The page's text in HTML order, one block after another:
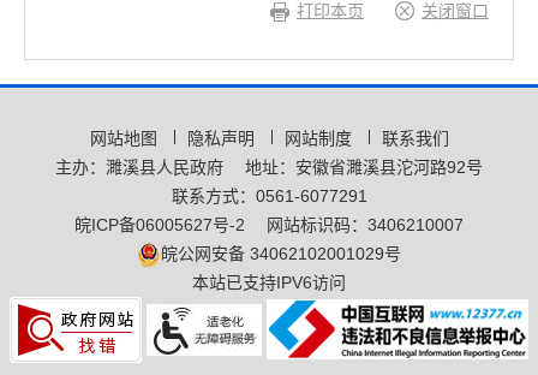
打印本页 关闭窗口
网站地图 隐私声明 网站制度
联系我们
主办：濉溪县人民政府
地址：安徽省濉溪县沱河路92号
联系方式：0561-6077291
皖ICP备06005627号-2
网站标识码：3406210007
皖公网安备 34062102001029号
本站已支持IPV6访问